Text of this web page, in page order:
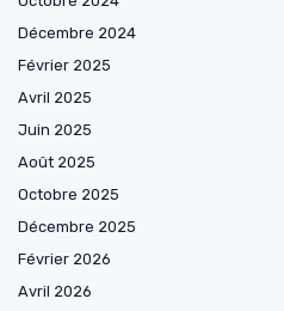
Décembre 2024
Février 2025
Avril 2025
Juin 2025
Août 2025
Octobre 2025
Décembre 2025
Février 2026
Avril 2026